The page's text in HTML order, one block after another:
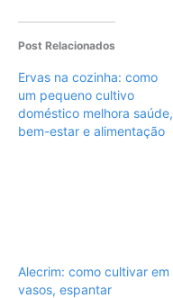
Post Relacionados
Ervas na cozinha: como
um pequeno cultivo
doméstico melhora saúde,
bem-estar e alimentação
Alecrim: como cultivar em
vasos, espantar